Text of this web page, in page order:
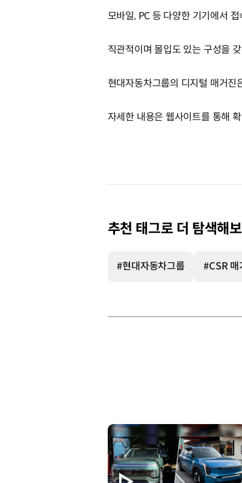
모바일, PC 등 다양한 기기에서
직관적이며 몰입도 있는 구성을
현대자동차그룹의 디지털 매거진
자세한 내용은 웹사이트를 통해
추천 태그로 더 탐색해
#현대자동차그룹 #CSR 매